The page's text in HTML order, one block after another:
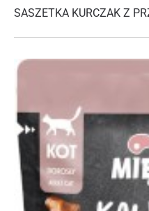
SASZETKA KURCZAK Z